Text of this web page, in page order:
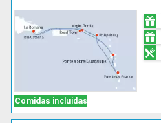
Comidas incluidas